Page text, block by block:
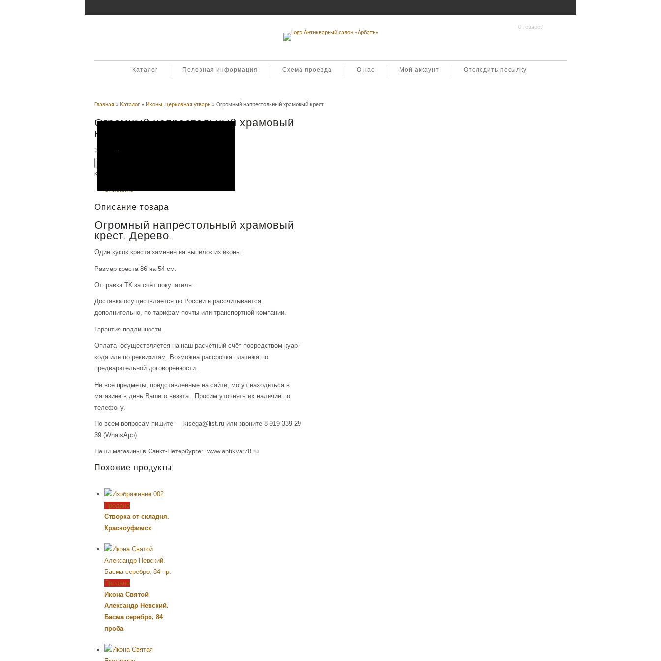
0 товаров
Каталог Полезная информация Схема проезда О нас Мой аккаунт Отследить посылку
Главная » Каталог » Иконы, церковная утварь » Огромный напрестольный храмовый крест
Огромный напрестольный храмовый
крест
34,000 Р
Категория:
Описание
Описание товара
Огромный напрестольный храмовый
крест. Дерево.
Один кусок креста заменён на выпилок из иконы.
Размер креста 86 на 54 см.
Отправка ТК за счёт покупателя.
Доставка осуществляется по России и рассчитывается
дополнительно, по тарифам почты или транспортной компании.
Гарантия подлинности.
Оплата осуществляется на наш расчетный счёт посредством куар-
кода или по реквизитам. Возможна рассрочка платежа по
предварительной договорённости.
Не все предметы, представленные на сайте, могут находиться в
магазине в день Вашего визита. Просим уточнять их наличие по
телефону.
По всем вопросам пишите — kisega@list.ru или звоните 8-919-339-29-
39 (WhatsApp)
Наши магазины в Санкт-Петербурге: www.antikvar78.ru
Похожие продукты
Продано
Створка от складня.
Красноуфимск
Продано
Икона Святой
Александр Невский.
Басма серебро, 84
проба